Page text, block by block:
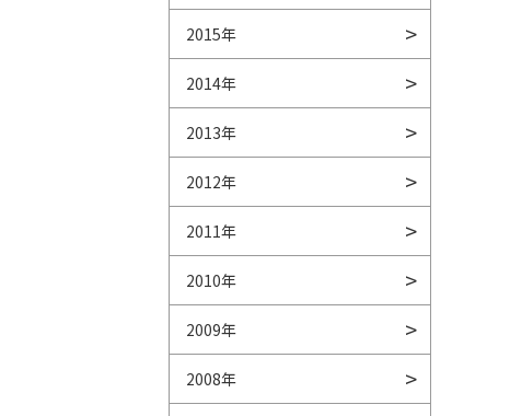
2015年
2014年
2013年
2012年
2011年
2010年
2009年
2008年